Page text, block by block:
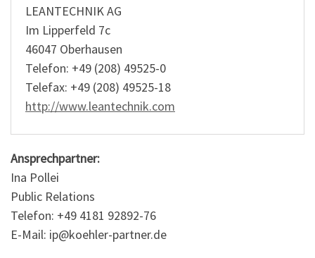
LEANTECHNIK AG
Im Lipperfeld 7c
46047 Oberhausen
Telefon: +49 (208) 49525-0
Telefax: +49 (208) 49525-18
http://www.leantechnik.com
Ansprechpartner:
Ina Pollei
Public Relations
Telefon: +49 4181 92892-76
E-Mail: ip@koehler-partner.de